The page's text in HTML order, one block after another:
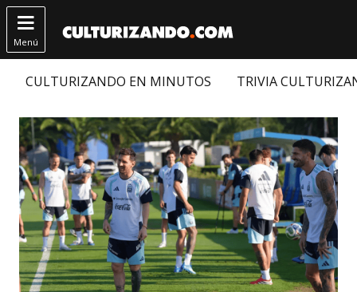

Menú
CULTURIZANDO EN MINUTOS TRIVIA